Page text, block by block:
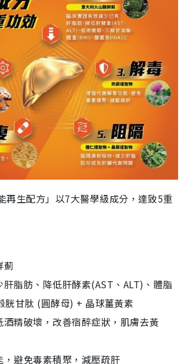
生配方」以7大醫學級成分，達致5重
薊
脂肪、降低肝酵素(AST、ALT)、體脂
甘肽 (圓酵母) + 晶球薑黃素
精破壞，改善宿醉症狀，肌膚去黃
，避免毒素積聚，減壓疏肝